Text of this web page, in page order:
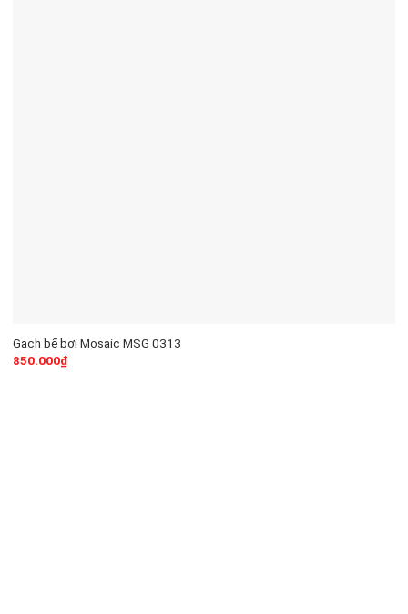
Gạch bể bơi Mosaic MSG 0313
850.000₫